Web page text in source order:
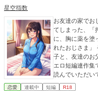
星空指数
お友達の家でお
てしまった、「押しに弱い結
に、胸に薬を塗
れたおじさま」 その他、ファザコン気味・ブラコン気味の女
子と、友達のお
エロ短編連作集です。 各章は独立しています
読んでいただい
恋愛 連載中 短編 R18